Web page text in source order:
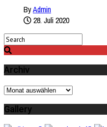
ByAdmin
28. Juli 2020
Archiv
Archiv
Gallery